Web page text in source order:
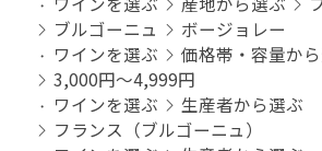
ブルゴーニュ
ボージョレー
ワインを選ぶ
価格帯・容量か
3,000円～4,999円
ワインを選ぶ
生産者から選ぶ
フランス（ブルゴーニュ）